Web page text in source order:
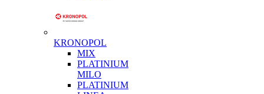
KRONOPOL
MIX
PLATINIUM
MILO
PLATINIUM